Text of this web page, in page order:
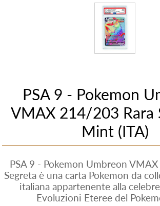
PSA 9 - Pokemon
VMAX 214/203 Rara
Mint (ITA)
PSA 9 - Pokemon Umbreon
Segreta è una carta Pokemon da
italiana appartenente alla
Evoluzioni Eteree del